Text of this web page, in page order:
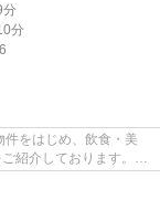
分
分
をはじめ、飲食・美
紹介しております。